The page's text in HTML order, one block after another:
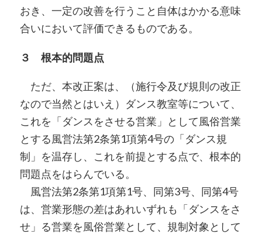
おき、一定の改善を行うこと自体はかかる意味
合いにおいて評価できるものである。
３ 根本的問題点
ただ、本改正案は、（施行令及び規則の改正
なので当然とはいえ）ダンス教室等について、
これを「ダンスをさせる営業」として風俗営業
とする風営法第2条第1項第4号の「ダンス規
制」を温存し、これを前提とする点で、根本的
問題点をはらんでいる。
風営法第2条第1項第1号、同第3号、同第4号
は、営業形態の差はあれいずれも「ダンスをさ
せ」る営業を風俗営業として、規制対象として